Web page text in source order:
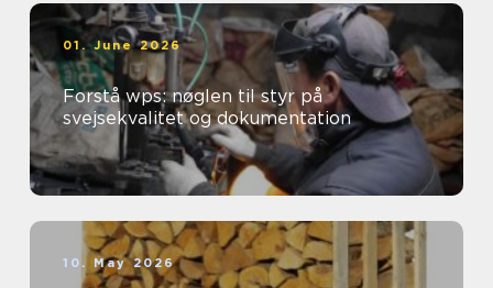
01. June 2026
Forstå wps: nøglen til styr på
svejsekvalitet og dokumentation
10. May 2026